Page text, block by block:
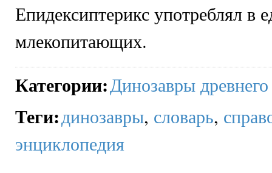
Епидексиптерикс употреблял в
млекопитающих.
Категории:Динозавры
Теги:динозавры, словарь,
энциклопедия